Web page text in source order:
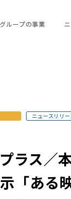
ループの事業
ニュースリリー
ラス／
「あ